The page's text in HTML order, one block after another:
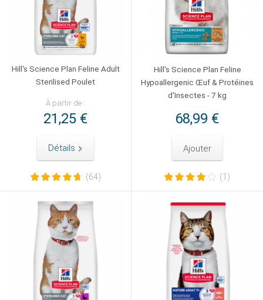
Hill's Science Plan Feline Adult
Sterilised Poulet
À partir de :
21,25 €
Détails
(64)
Hill's Science Plan Feline
Hypoallergenic Œuf & Protéines
d'Insectes - 7 kg
68,99 €
Ajouter
(1)